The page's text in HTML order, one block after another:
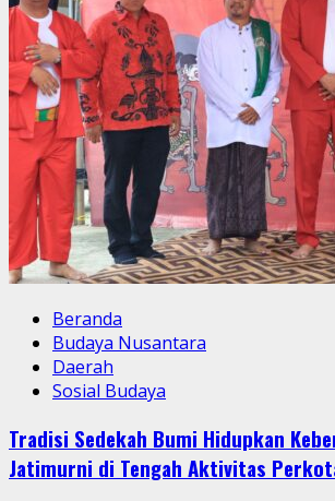
Beranda
Budaya Nusantara
Daerah
Sosial Budaya
Tradisi Sedekah Bumi Hidupkan
Jatimurni di Tengah Aktivitas